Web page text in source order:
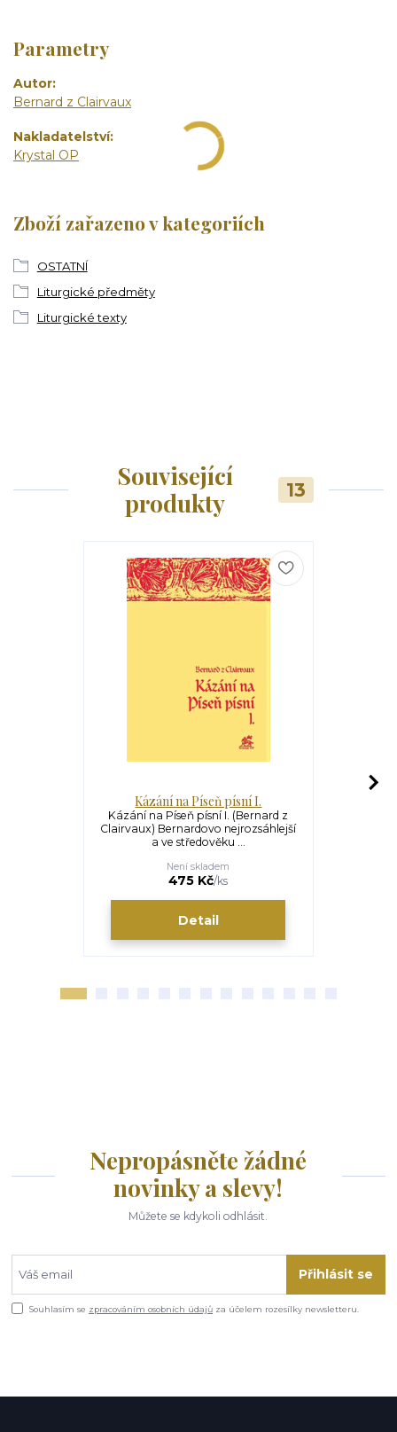
Parametry
Autor
Bernard z Clairvaux
Nakladatelství
Krystal OP
Zboží zařazeno v kategoriích
OSTATNÍ
Liturgické předměty
Liturgické texty
Související
produkty
13
Kázání na Píseň písní I.
Kázání na Píseň písní I. (Bernard z
Clairvaux) Bernardovo nejrozsáhlejší
a ve středověku ...
475 Kč/ks
Není skladem
Detail
Nepropásněte žádné
novinky a slevy!
Můžete se kdykoli odhlásit.
Přihlásit se
Souhlasím se zpracováním osobních údajů za účelem rozesílky newsletteru.